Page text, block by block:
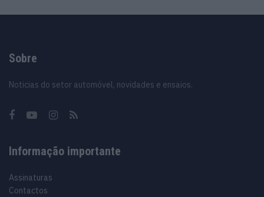
Sobre
Noticias do setor automóvel, novidades e ensaios.
Informação importante
Assinaturas
Contactos